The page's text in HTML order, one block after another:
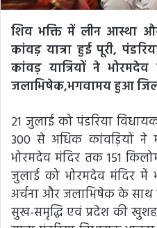
शिव भक्ति में लीन आस्था
कांवड़ यात्रा हुई पूरी,
कांवड़ यात्रियों ने
जलाभिषेक,भगवामय हुआ
21 जुलाई को पंडरिया
300 से अधिक कांवड़ियों ने
भोरमदेव मंदिर तक 151
जुलाई को भोरमदेव मंदिर में
अर्चना और जलाभिषेक के साथ
सुख-समृद्धि एवं प्रदेश की